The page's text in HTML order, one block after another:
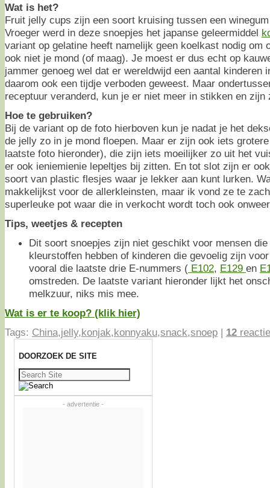
Wat is het?
Fruit jelly cups zijn een soort kruising tussen een
Vroeger werd in deze snoepjes het japanse geleermiddel
variant op gelatine heeft namelijk geen koelkast nodig om
ook niet je mond (of maag). Je moest er dus echt op
jammer genoeg wel dat er wereldwijd een aantal kinderen
daarom ook een tijdje verboden geweest. Maar
receptuur veranderd, kun je er niet meer in stikken en
Hoe te gebruiken?
Bij de variant op de foto hierboven kun je nadat je het
de jelly zo in je mond floepen. Maar er zijn ook iets
laatste foto hieronder), die zijn iets moeilijker zo uit het
er ook ieniemienie lepeltjes bij zitten. En tot slot zijn er
soort van plastic flesjes waar je lekker aan kunt lurken.
makkelijkst voor de allerkleinsten, maar ik vond ze te
superleuke pot waar die in verkocht wordt toch ook
Tips, weetjes & recepten
Dit soort snoepjes zijn niet geschikt voor mensen
kleurstoffen hebben of kinderen die gevoelig zijn
vooral die laatste drie E-nummers ( E102, E129 en
omstreden. De laatste variant hieronder lijkt het
melkzuur, niks mis mee.
Wat is er te koop? (klik hier)
Tags: China,jelly,konjak,konnyaku,snack,snoep | 12
DOORZOEK DE SITE
Zoeken
naar:
- advertentie -